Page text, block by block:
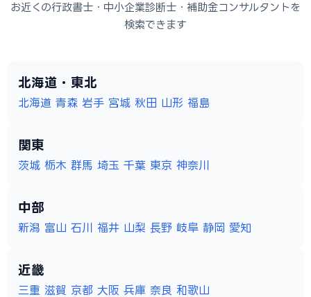
お近くの行政書士・中小企業診断士・補助金コンサルタントを
検索できます
北海道・東北
北海道 青森 岩手 宮城 秋田 山形 福島
関東
茨城 栃木 群馬 埼玉 千葉 東京 神奈川
中部
新潟 富山 石川 福井 山梨 長野 岐阜 静岡 愛知
近畿
三重 滋賀 京都 大阪 兵庫 奈良 和歌山